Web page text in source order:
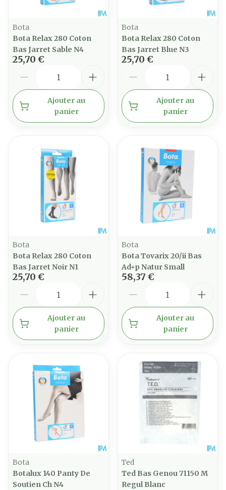
Bota
Bota Relax 280 Coton
Bas Jarret Sable N4
25,70 €
Ajouter au
panier
Bota
Bota Relax 280 Coton
Bas Jarret Blue N3
25,70 €
Ajouter au
panier
Bota
Bota Relax 280 Coton
Bas Jarret Noir N1
25,70 €
Ajouter au
panier
Bota
Bota Tovarix 20/ii Bas
Ad+p Natur Small
58,37 €
Ajouter au
panier
Bota
Botalux 140 Panty De
Soutien Ch N4
Ted
Ted Bas Genou 71150 M
Regul Blanc